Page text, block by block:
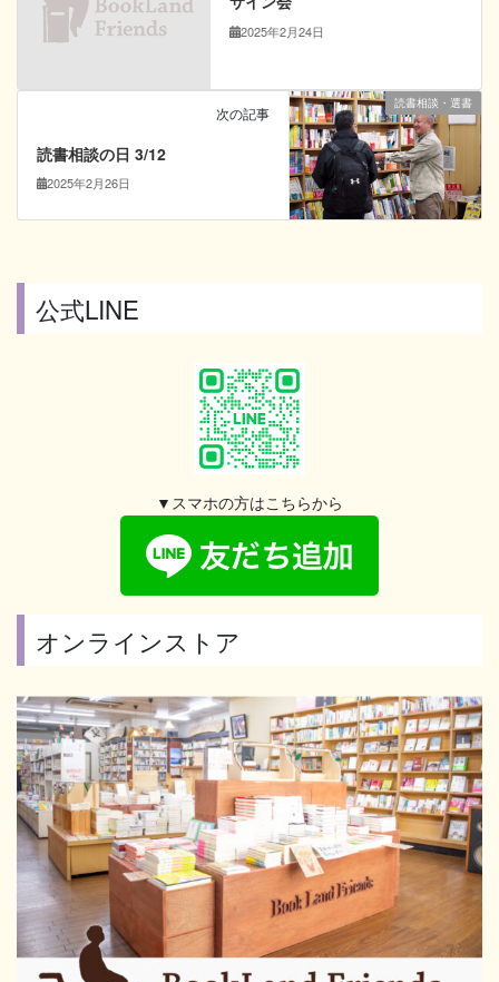
2025年2月24日
読書相談・選書
次の記事
読書相談の日 3/12
2025年2月26日
公式LINE
▼スマホの方はこちらから
オンラインストア